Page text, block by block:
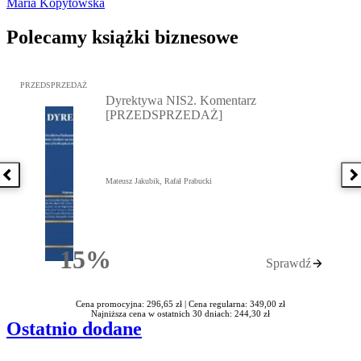
Maria Kopytowska
Polecamy książki biznesowe
Poprzednia książka
Przejdź do: Dyrektywa NIS2. Komentarz [PRZEDSPRZEDAŻ],
PRZEDSPRZEDAŻ
15%Rabatu
Dyrektywa NIS2. Komentarz
[PRZEDSPRZEDAŻ]
Mateusz Jakubik, Rafał Prabucki
Sprawdź
Cena promocyjna: 296,65 zł | Cena regularna: 349,00 zł
Najniższa cena w ostatnich 30 dniach: 244,30 zł
Ostatnio dodane